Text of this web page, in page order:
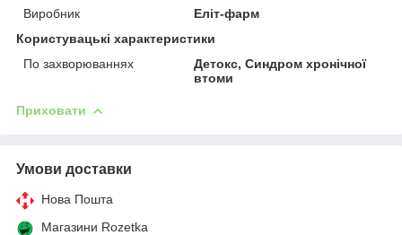
Виробник
Еліт-фарм
Користувацькі характеристики
По захворюваннях
Детокс, Синдром хронічної
втоми
Приховати
Умови доставки
Нова Пошта
Магазини Rozetka